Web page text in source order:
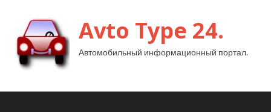
Avto Type 24.
Автомобильный информационный портал.